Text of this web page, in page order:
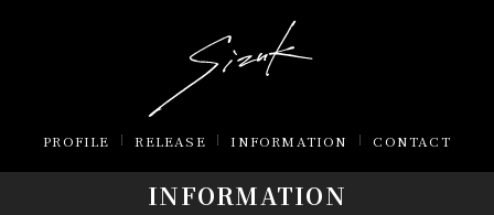
PROFILE RELEASE INFORMATION CONTACT
INFORMATION